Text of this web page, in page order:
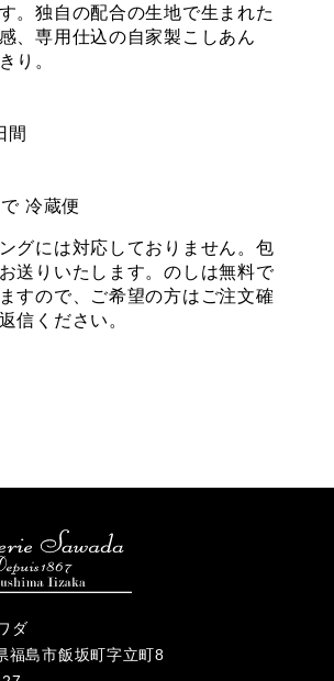
。独自の配合の生地で生まれた
、専用仕込の自家製こしあん
り。
間
冷蔵便
グには対応しておりません。包
送りいたします。のしは無料で
すので、ご希望の方はご注文確
信ください。
ダ
福島市飯坂町字立町8